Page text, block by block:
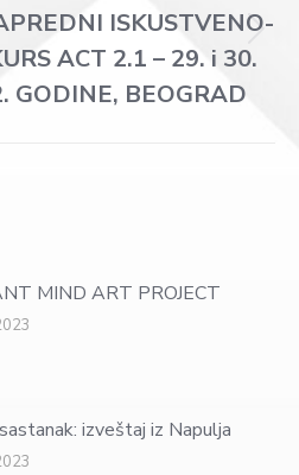
post:
ISKUSTVENO-
ACT 2.1 – 29. i 30.
GODINE, BEOGRAD
MIND ART PROJECT
izveštaj iz Napulja